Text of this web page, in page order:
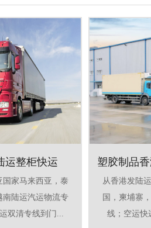
运整柜快运
国家马来西亚，泰
南陆运汽运物流专
双清专线到门...
塑胶制品
从香港发陆
国，柬埔寨
线；空运快